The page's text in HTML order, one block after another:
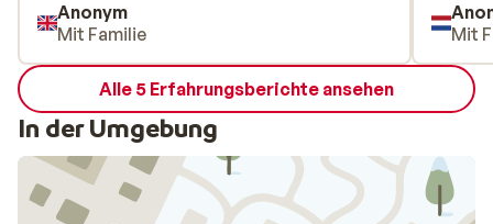
Anonym
Mit Familie
Mit
Alle 5 Erfahrungsberichte ansehen
In der Umgebung